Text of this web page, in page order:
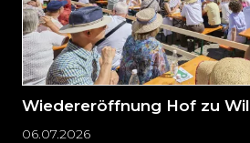
Wiedereröffnung Hof zu
06.07.2026